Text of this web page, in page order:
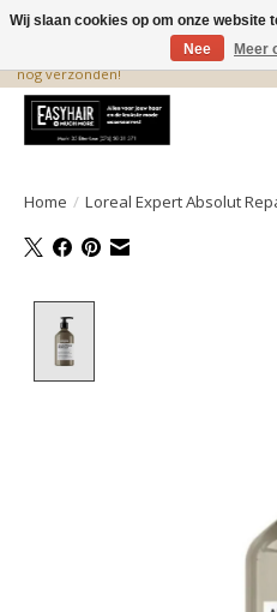
De beste produkten staan hier! Voor
nog verzonden!
Home / Loreal Expert Absolut
Wij slaan cookies op om onze website
Nee
Meer